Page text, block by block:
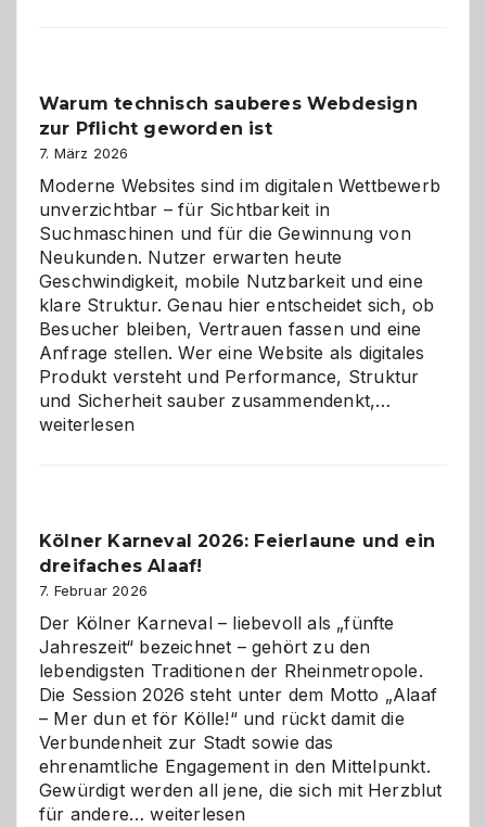
den
Logikrätseln
Warum technisch sauberes Webdesign
zur Pflicht geworden ist
7. März 2026
Moderne Websites sind im digitalen Wettbewerb
unverzichtbar – für Sichtbarkeit in
Suchmaschinen und für die Gewinnung von
Neukunden. Nutzer erwarten heute
Geschwindigkeit, mobile Nutzbarkeit und eine
klare Struktur. Genau hier entscheidet sich, ob
Besucher bleiben, Vertrauen fassen und eine
Anfrage stellen. Wer eine Website als digitales
Produkt versteht und Performance, Struktur
und Sicherheit sauber zusammendenkt,…
geworden
weiterlesen
Kölner Karneval 2026: Feierlaune und ein
dreifaches Alaaf!
7. Februar 2026
Der Kölner Karneval – liebevoll als „fünfte
Jahreszeit“ bezeichnet – gehört zu den
lebendigsten Traditionen der Rheinmetropole.
Die Session 2026 steht unter dem Motto „Alaaf
– Mer dun et för Kölle!“ und rückt damit die
Verbundenheit zur Stadt sowie das
ehrenamtliche Engagement in den Mittelpunkt.
Gewürdigt werden all jene, die sich mit Herzblut
für andere…Kölner
weiterlesen